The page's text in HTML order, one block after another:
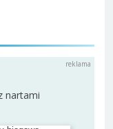
nartami